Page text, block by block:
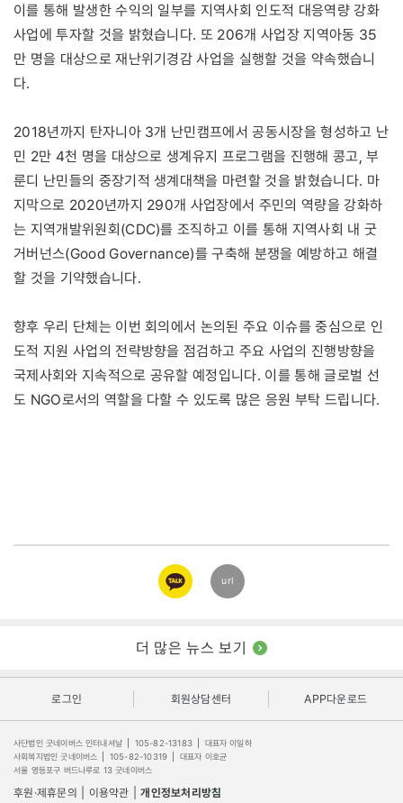
이를 통해 발생한 수익의 일부를 지역사회 인도적 대응역량 강화
사업에 투자할 것을 밝혔습니다. 또 206개 사업장 지역아동 35
만 명을 대상으로 재난위기경감 사업을 실행할 것을 약속했습니
다.
2018년까지 탄자니아 3개 난민캠프에서 공동시장을 형성하고 난
민 2만 4천 명을 대상으로 생계유지 프로그램을 진행해 콩고, 부
룬디 난민들의 중장기적 생계대책을 마련할 것을 밝혔습니다. 마
지막으로 2020년까지 290개 사업장에서 주민의 역량을 강화하
는 지역개발위원회(CDC)를 조직하고 이를 통해 지역사회 내 굿
거버넌스(Good Governance)를 구축해 분쟁을 예방하고 해결
할 것을 기약했습니다.
향후 우리 단체는 이번 회의에서 논의된 주요 이슈를 중심으로 인
도적 지원 사업의 전략방향을 점검하고 주요 사업의 진행방향을
국제사회와 지속적으로 공유할 예정입니다. 이를 통해 글로벌 선
도 NGO로서의 역할을 다할 수 있도록 많은 응원 부탁 드립니다.
카카오
링크
url
더 많은 뉴스 보기
로그인 회원상담센터 APP다운로드
사단법인 굿네이버스 인터내셔날 105-82-13183
대표자 이일하
사회복지법인 굿네이버스
105-82-10319
대표자 이호균
서울 영등포구 버드나루로 13 굿네이버스
후원·제휴문의 이용약관 개인정보처리방침